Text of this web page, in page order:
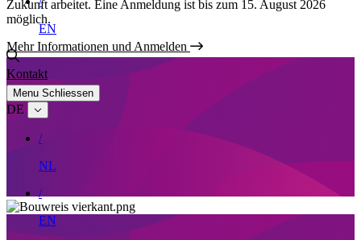
EN
Kontakt
Menu Schliessen
DE
/
NL
/
EN
Zukunft arbeitet. Eine Anmeldung ist bis zum 15. August 2026
möglich.
Mehr Informationen und Anmelden